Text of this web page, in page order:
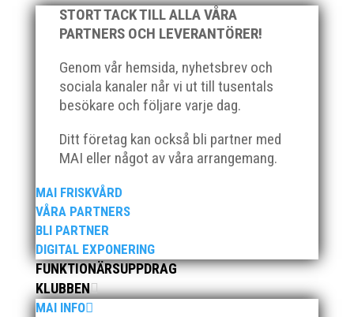
STORT TACK TILL ALLA VÅRA
PARTNERS OCH LEVERANTÖRER!
Genom vår hemsida, nyhetsbrev och
sociala kanaler når vi ut till tusentals
besökare och följare varje dag.
Ditt företag kan också bli partner med
MAI eller något av våra arrangemang.
MAI FRISKVÅRD
VÅRA PARTNERS
BLI PARTNER
DIGITAL EXPONERING
FUNKTIONÄRSUPPDRAG
KLUBBEN
MAI INFO
elva på VM ute i somras. Och en stark tro på
framtiden efter några motiga år när inte så
När Friidrottssverige samlades för fest gick en
av utmärkelserna till MAI och Kalvinknatet –
Lasses skötebarn i alla år. MAI-delegationen
fick ta emot priset ”Årets pulshöjare”, och
bland annat fanns ordförande Fredrik Wennolf
på plats för att ta emot hyllningarna. –...